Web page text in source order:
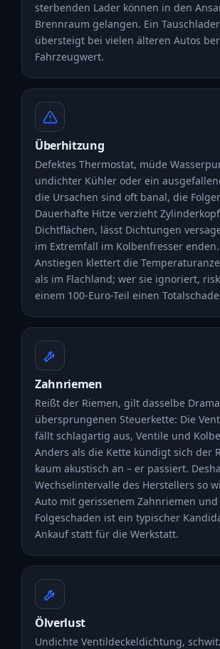
sterbenden Lader können in den
Brennraum gelangen. Ein
übersteigt bei vielen älteren Autos
Fahrzeugwert.
Überhitzung
Defektes Thermostat, müde
undichter Kühler oder ein
die Ursachen sind oft banal, die
Dauerhafte Hitze verzieht
Dichtflächen, lässt Dichtungen
im Extremfall im Kolbenfresser
Anstiegen klettert die
als im Flachland; wer sie ignoriert,
einem 100-Euro-Teil einen
Zahnriemen
Reißt der Riemen, gilt dasselbe
übersprungenen Steuerkette: Die
fällt schlagartig aus, Ventile und
Anders als die Kette kündigt sich der
kaum akustisch an – er passiert.
Wechselintervalle des Herstellers so
Auto mit gerissenem Zahnriemen und
Folgeschaden ist ein typischer
Ankauf statt für die Werkstatt.
Ölverlust
Undichte Ventildeckeldichtung,